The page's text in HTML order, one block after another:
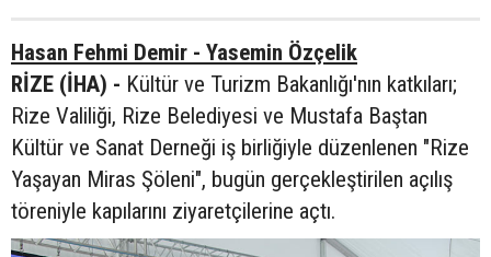
Hasan Fehmi Demir - Yasemin Özçelik
RİZE (İHA) - Kültür ve Turizm Bakanlığı'nın katkıları;
Rize Valiliği, Rize Belediyesi ve Mustafa Baştan
Kültür ve Sanat Derneği iş birliğiyle düzenlenen "Rize
Yaşayan Miras Şöleni", bugün gerçekleştirilen açılış
töreniyle kapılarını ziyaretçilerine açtı.